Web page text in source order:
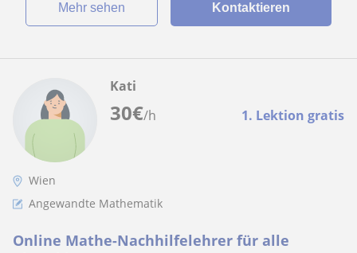
Mehr sehen Kontaktieren
30€/h 1. Lektion gratis
Kati
Wien
Angewandte Mathematik
Online Mathe-Nachhilfelehrer für alle